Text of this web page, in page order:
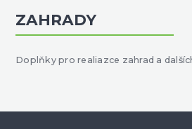
ZAHRADY
Doplňky pro realiazce zahrad a